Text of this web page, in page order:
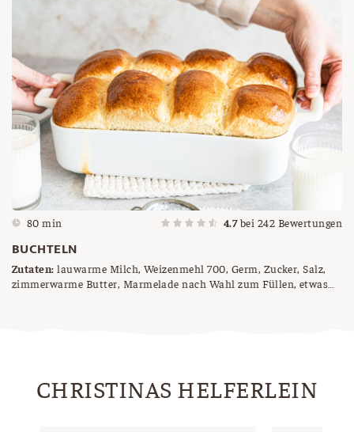
80 min 4.7 bei 242 Bewertungen
BUCHTELN
Zutaten: lauwarme Milch, Weizenmehl 700, Germ, Zucker, Salz,
zimmerwarme Butter, Marmelade nach Wahl zum Füllen, etwas
CHRISTINAS HELFERLEIN